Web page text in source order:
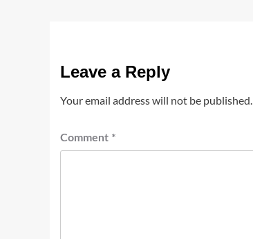
Leave a Reply
Your email address will not be published.
Comment *